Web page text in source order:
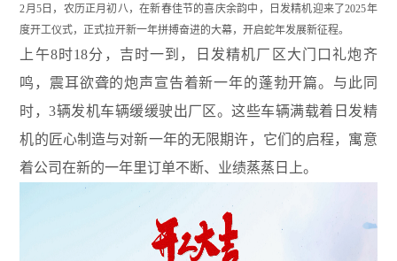
2月5日，农历正月初八，在新春佳节的喜庆余韵中，日发精机迎来了2025年
度开工仪式，正式拉开新一年拼搏奋进的大幕，开启蛇年发展新征程。
上午8时18分，吉时一到，日发精机厂区大门口礼炮齐
鸣，震耳欲聋的炮声宣告着新一年的蓬勃开篇。与此同
时，3辆发机车辆缓缓驶出厂区。这些车辆满载着日发精
机的匠心制造与对新一年的无限期许，它们的启程，寓意
着公司在新的一年里订单不断、业绩蒸蒸日上。